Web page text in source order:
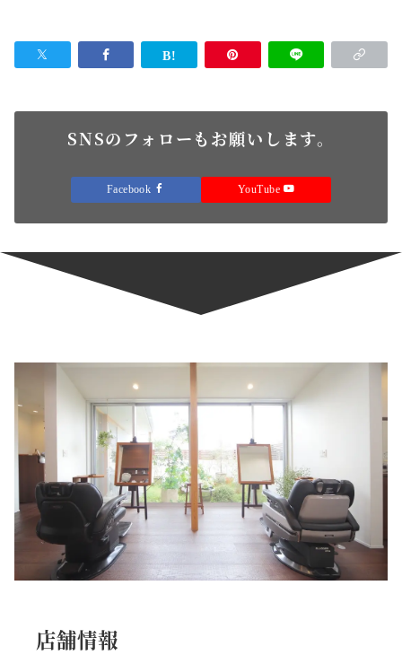
SNSのフォローもお願いします。
Facebook YouTube
店舗情報